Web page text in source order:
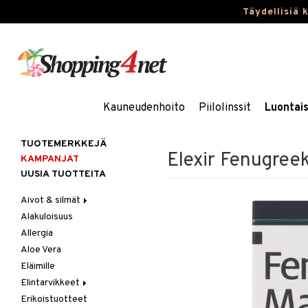
Täydellisiä
Kauneudenhoito Piilolinssit
Elexir
TUOTEMERKKEJÄ
KAMPANJAT
UUSIA TUOTTEITA
Aivot & silmät
Muisti
Rasvahapot
Silmät
Alakuloisuus
Allergia
Aloe Vera
Eläimille
Elintarvikkeet
Hedelmät & pähkinät
Erikoistuotteet